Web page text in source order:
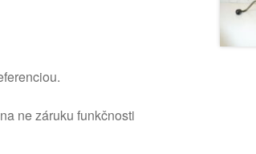
ne záruku funkčnosti